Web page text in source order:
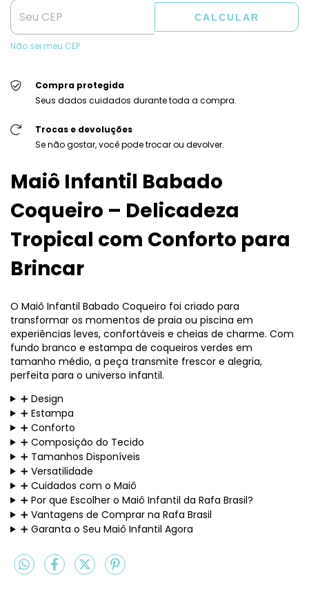
CALCULAR
Não sei meu CEP
Compra protegida
Seus dados cuidados durante toda a compra.
Trocas e devoluções
Se não gostar, você pode trocar ou devolver.
Maiô Infantil Babado
Coqueiro – Delicadeza
Tropical com Conforto para
Brincar
O Maiô Infantil Babado Coqueiro foi criado para
transformar os momentos de praia ou piscina em
experiências leves, confortáveis e cheias de charme. Com
fundo branco e estampa de coqueiros verdes em
tamanho médio, a peça transmite frescor e alegria,
perfeita para o universo infantil.
➕ Design
➕ Estampa
➕ Conforto
➕ Composição do Tecido
➕ Tamanhos Disponíveis
➕ Versatilidade
➕ Cuidados com o Maiô
➕ Por que Escolher o Maiô Infantil da Rafa Brasil?
➕ Vantagens de Comprar na Rafa Brasil
➕ Garanta o Seu Maiô Infantil Agora